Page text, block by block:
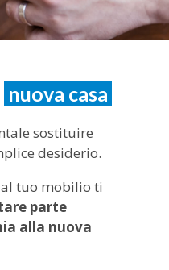
nuova casa
sostituire
desiderio.
tuo mobilio ti
parte
alla nuova